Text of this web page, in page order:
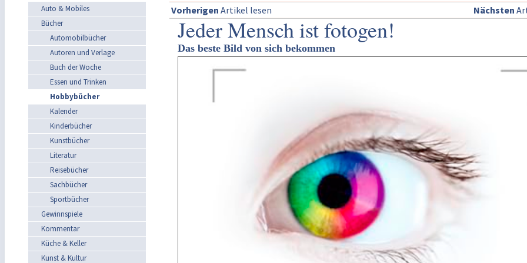
Auto & Mobiles
Bücher
Automobilbücher
Autoren und Verlage
Buch der Woche
Essen und Trinken
Hobbybücher
Kalender
Kinderbücher
Kunstbücher
Literatur
Reisebücher
Sachbücher
Sportbücher
Gewinnspiele
Kommentar
Küche & Keller
Kunst & Kultur
Vorherigen Artikel lesen Nächsten
Jeder Mensch ist fotogen!
Das beste Bild von sich bekommen